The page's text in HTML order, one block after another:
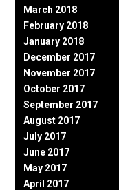
March 2018
February 2018
January 2018
December 2017
November 2017
October 2017
September 2017
August 2017
July 2017
June 2017
May 2017
April 2017